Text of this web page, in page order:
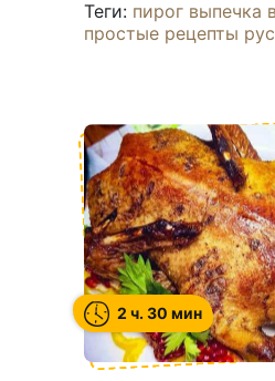
Теги: пирог выпечка
простые рецепты
2 ч. 30 мин